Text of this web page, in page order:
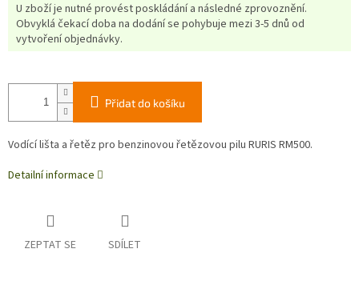
U zboží je nutné provést poskládání a následné zprovoznění.
Obvyklá čekací doba na dodání se pohybuje mezi 3-5 dnů od
vytvoření objednávky.
Přidat do košíku
Vodící lišta a řetěz pro benzinovou řetězovou pilu RURIS RM500.
Detailní informace
ZEPTAT SE SDÍLET